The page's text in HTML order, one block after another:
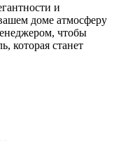
и
доме атмосферу
чтобы
которая станет